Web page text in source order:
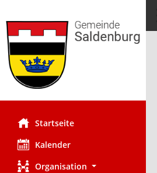
Startseite
Kalender
Organisation